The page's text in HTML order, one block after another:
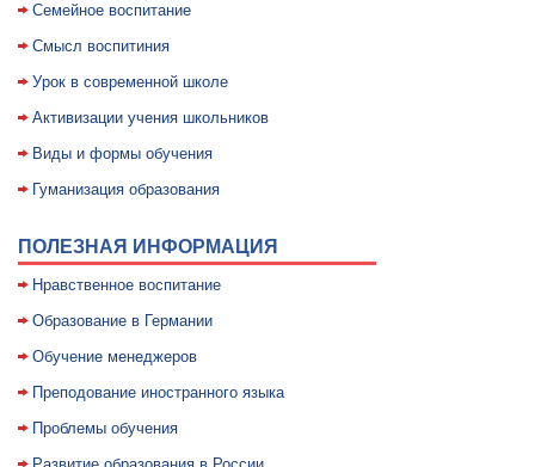
Семейное воспитание
Смысл воспитиния
Уpок в совpеменной школе
Активизации учения школьников
Виды и формы обучения
Гуманизация образования
ПОЛЕЗНАЯ ИНФОРМАЦИЯ
Нравственное воспитание
Образование в Германии
Обучение менеджеров
Преподование иностранного языка
Проблемы обучения